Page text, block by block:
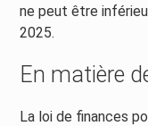
ne peut être
2025.
En matière
La loi de finances